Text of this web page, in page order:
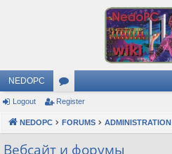
NEDOPC
or
u
Logout Register
NEDOPC FORUMS ADMINISTRATION
Вебсайт и форумы